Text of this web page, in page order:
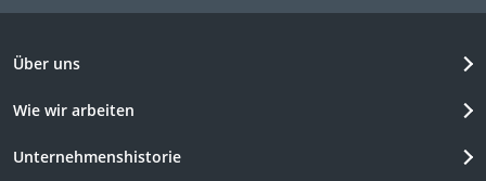
Über uns
Wie wir arbeiten
Unternehmenshistorie